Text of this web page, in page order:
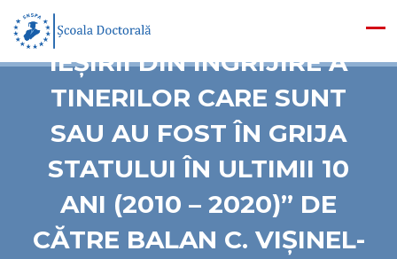
DOCTORAT: „TRANZIȚIA
IEȘIRII DIN ÎNGRIJIRE A
TINERILOR CARE SUNT
SAU AU FOST ÎN GRIJA
STATULUI ÎN ULTIMII 10
ANI (2010 – 2020)” DE
CĂTRE BALAN C. VIȘINEL-